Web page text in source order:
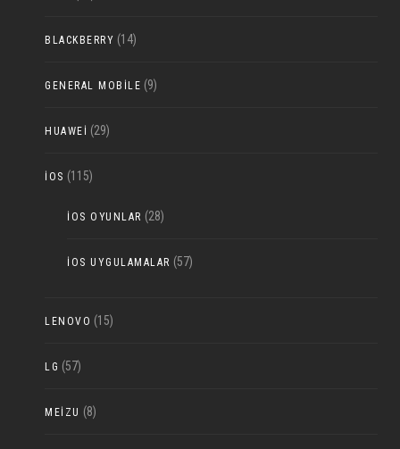
BLACKBERRY (14)
GENERAL MOBILE (9)
HUAWEI (29)
IOS (115)
IOS OYUNLAR (28)
IOS UYGULAMALAR (57)
LENOVO (15)
LG (57)
MEIZU (8)